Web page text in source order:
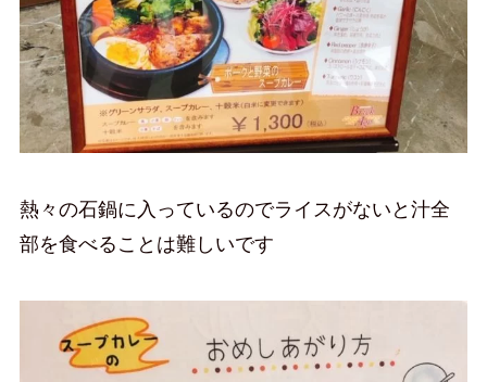
熱々の石鍋に入っているのでライスがないと汁全
部を食べることは難しいです